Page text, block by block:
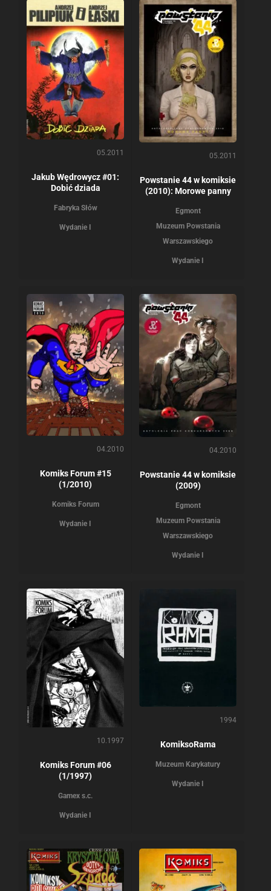
05.2011
Jakub Wędrowycz #01:
Dobić dziada
Fabryka Słów
Wydanie I
05.2011
Powstanie 44 w komiksie
(2010): Morowe panny
Egmont
Muzeum Powstania
Warszawskiego
Wydanie I
04.2010
Komiks Forum #15
(1/2010)
Komiks Forum
Wydanie I
04.2010
Powstanie 44 w komiksie
(2009)
Egmont
Muzeum Powstania
Warszawskiego
Wydanie I
10.1997
Komiks Forum #06
(1/1997)
Gamex s.c.
Wydanie I
1994
KomiksoRama
Muzeum Karykatury
Wydanie I